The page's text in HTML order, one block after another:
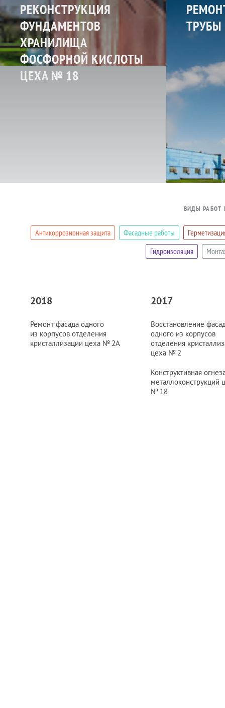
РЕКОНСТРУКЦИЯ
ФУНДАМЕНТОВ
ХРАНИЛИЩА
ФОСФОРНОЙ КИСЛОТЫ
ЦЕХА № 18
ВИДЫ РАБОТ
Антикоррозионная защита Фасадные работы
Гидроизоляция
2018 2017
Ремонт фасада одного
из корпусов отделения
кристаллизации цеха № 2А
Восстановление
одного из корпусов
отделения
цеха № 2
Конструктивная
металлоконструкций
№ 18